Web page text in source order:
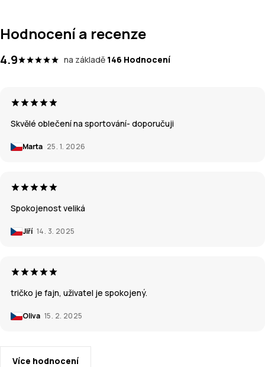
Hodnocení a recenze
4.9 na základě 146 Hodnocení
Skvělé oblečení na sportování- doporučuji
Marta 25. 1. 2026
Spokojenost veliká
Jiří 14. 3. 2025
tričko je fajn, uživatel je spokojený.
Oliva 15. 2. 2025
Více hodnocení